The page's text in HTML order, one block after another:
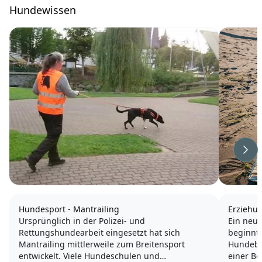
Hundewissen
Hundesport - Mantrailing
Ursprünglich in der Polizei- und
Rettungshundearbeit eingesetzt hat sich
Mantrailing mittlerweile zum Breitensport
entwickelt. Viele Hundeschulen und
Ein
beginnt
einer